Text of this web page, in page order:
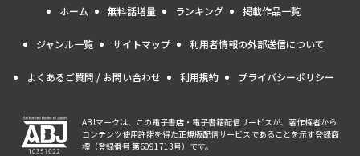
ホーム 無料話増量 ランキング 掲載作品一覧
ジャンル一覧 サイトマップ 利用者情報の外部送信について
よくあるご質問 / お問い合わせ 利用規約 プライバシーポリシー
ABJマークは、この電子書店・電子書籍配信サービスが、著作権者から
コンテンツ使用許諾を得た正規版配信サービスであることを示す登録商
標（登録番号 第6091713号）です。